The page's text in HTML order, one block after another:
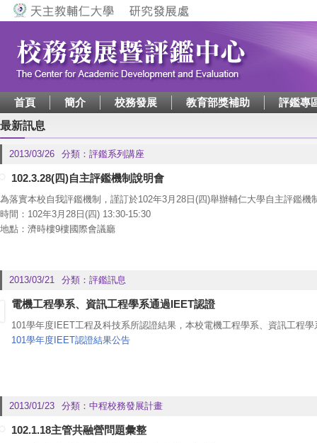
Jump to navigation
首頁 簡介 校務發展 教育部獎補助
評鑑專
最新訊息
2013/03/26 分類： 評鑑系列講座
102.3.28(四)自主評鑑機制說明會
為落實本校自我評鑑機制，謹訂於102年3月28日(四)舉辦輔仁大學自主評鑑
時間：102年3月28日(四) 13:30-15:30
地點：濟時樓9樓國際會議廳
2013/03/21
分類： 評鑑訊息
電機工程學系、資訊工程學系通過IEET認證
101學年度IEET工程及科技系所認證結果，本校電機工程學系、資訊工程
101學年度 IEET認證結果公告
2013/01/23 分類： 中程校務發展計畫
102.1.18主管共融營問題彙整